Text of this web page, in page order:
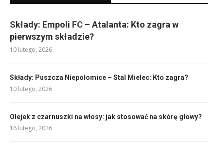
Składy: Empoli FC – Atalanta: Kto zagra w
pierwszym składzie?
10 lutego, 2026
Składy: Puszcza Niepołomice – Stal Mielec: Kto zagra?
10 lutego, 2026
Olejek z czarnuszki na włosy: jak stosować na skórę głowy?
16 lutego, 2026